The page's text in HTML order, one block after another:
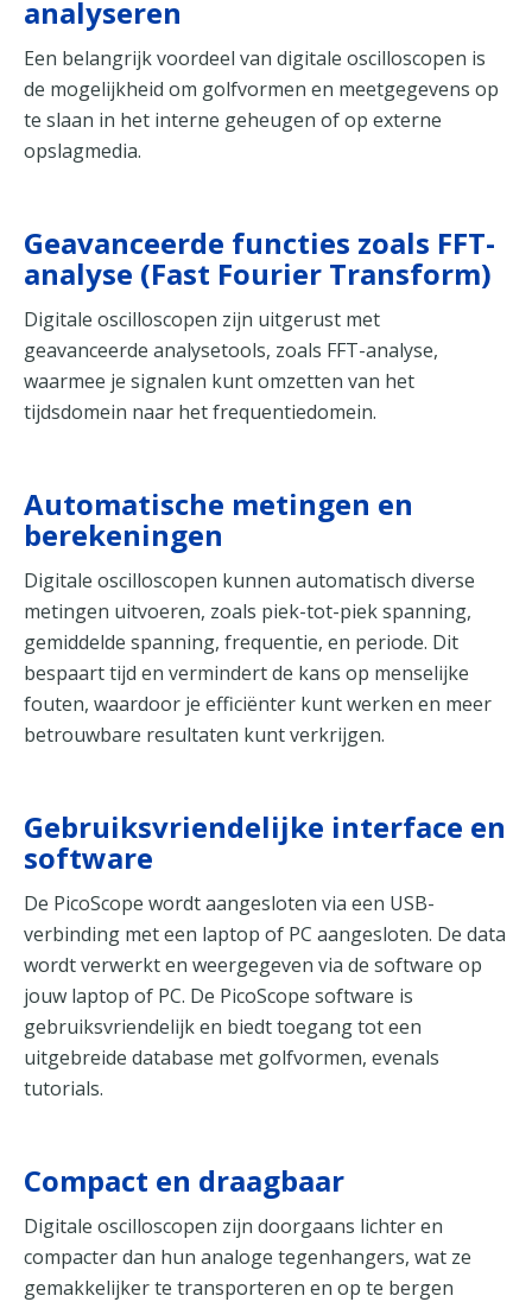
analyseren
Een belangrijk voordeel van digitale oscilloscopen is
de mogelijkheid om golfvormen en meetgegevens op
te slaan in het interne geheugen of op externe
opslagmedia.
Geavanceerde functies zoals FFT-
analyse (Fast Fourier Transform)
Digitale oscilloscopen zijn uitgerust met
geavanceerde analysetools, zoals FFT-analyse,
waarmee je signalen kunt omzetten van het
tijdsdomein naar het frequentiedomein.
Automatische metingen en
berekeningen
Digitale oscilloscopen kunnen automatisch diverse
metingen uitvoeren, zoals piek-tot-piek spanning,
gemiddelde spanning, frequentie, en periode. Dit
bespaart tijd en vermindert de kans op menselijke
fouten, waardoor je efficiënter kunt werken en meer
betrouwbare resultaten kunt verkrijgen.
Gebruiksvriendelijke interface en
software
De PicoScope wordt aangesloten via een USB-
verbinding met een laptop of PC aangesloten. De data
wordt verwerkt en weergegeven via de software op
jouw laptop of PC. De PicoScope software is
gebruiksvriendelijk en biedt toegang tot een
uitgebreide database met golfvormen, evenals
tutorials.
Compact en draagbaar
Digitale oscilloscopen zijn doorgaans lichter en
compacter dan hun analoge tegenhangers, wat ze
gemakkelijker te transporteren en op te bergen